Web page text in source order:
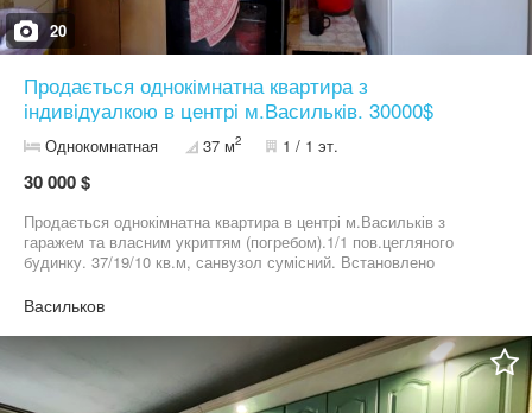
20
Продається однокімнатна квартира з
індивідуалкою в центрі м.Васильків. 30000$
Однокомнатная 37 м2 1 / 1 эт.
30 000 $
Продається однокімнатна квартира в центрі м.Васильків з
гаражем та власним укриттям (погребом).1/1 пов.цегляного
будинку. 37/19/10 кв.м, санвузол сумісний. Встановлено
підігрів води. Жилий стан. Ціна: 30000$
Васильков